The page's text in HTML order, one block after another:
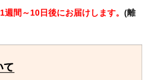
1週間～10日後にお届けします。 (離